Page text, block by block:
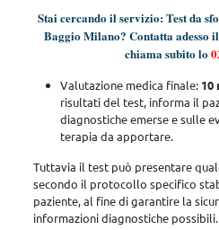
Stai cercando il servizio: Test da
Baggio Milano? Contatta adesso
chiama subito lo
Valutazione medica finale: 10
risultati del test, informa il
diagnostiche emerse e sulle
terapia da apportare.
Tuttavia il test può presentare
secondo il protocollo specifico
paziente, al fine di garantire la
informazioni diagnostiche possibili.